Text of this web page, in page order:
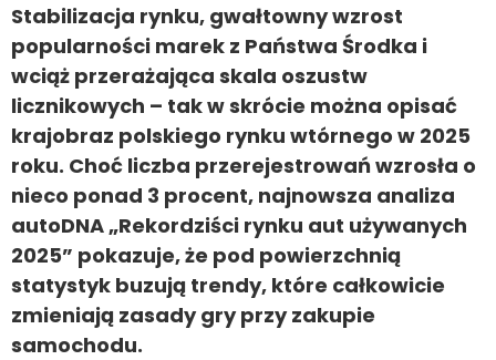
Stabilizacja rynku, gwałtowny wzrost
popularności marek z Państwa Środka i
wciąż przerażająca skala oszustw
licznikowych – tak w skrócie można opisać
krajobraz polskiego rynku wtórnego w 2025
roku. Choć liczba przerejestrowań wzrosła o
nieco ponad 3 procent, najnowsza analiza
autoDNA „Rekordziści rynku aut używanych
2025” pokazuje, że pod powierzchnią
statystyk buzują trendy, które całkowicie
zmieniają zasady gry przy zakupie
samochodu.